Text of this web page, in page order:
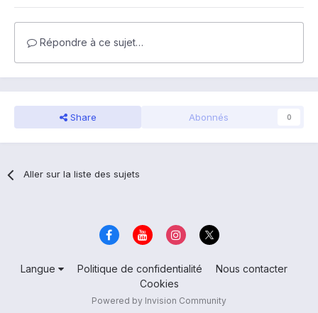
Répondre à ce sujet…
Share Abonnés 0
Aller sur la liste des sujets
Langue Politique de confidentialité
Nous contacter
Cookies
Powered by Invision Community